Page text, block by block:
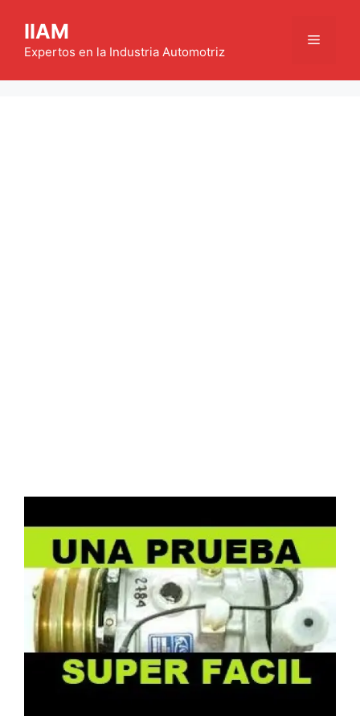
contenido
IIAM
Expertos en la Industria Automotriz
Menú